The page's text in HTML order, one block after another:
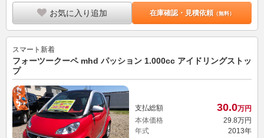
お気に入り追加 在庫確認・見積依頼（無料）
スマート 新着
フォーツークーペ mhd パッション 1.000cc アイドリングストッ
プ
支払総額 30.0万円
本体価格
29. 8万円
年式
2013年